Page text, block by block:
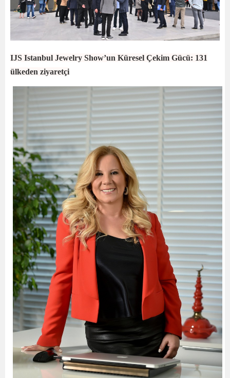
IJS Istanbul Jewelry Show’un Küresel Çekim Gücü: 131
ülkeden ziyaretçi